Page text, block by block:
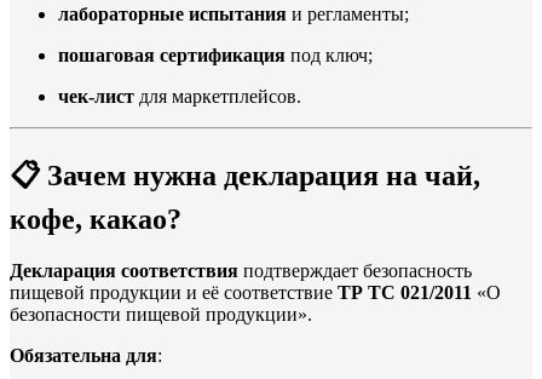
лабораторные испытания и регламенты;
пошаговая сертификация под ключ;
чек-лист для маркетплейсов.
📋 Зачем нужна декларация на чай,
кофе, какао?
Декларация соответствия подтверждает безопасность
пищевой продукции и её соответствие ТР ТС 021/2011 «О
безопасности пищевой продукции».
Обязательна для: